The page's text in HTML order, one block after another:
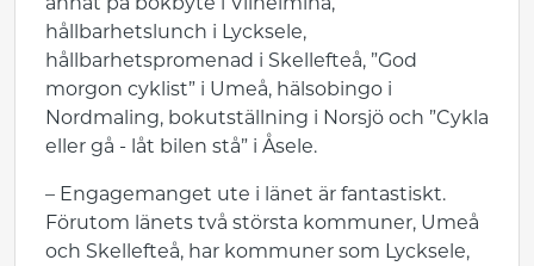
annat på bokbyte i Vilhelmina,
hållbarhetslunch i Lycksele,
hållbarhetspromenad i Skellefteå, ”God
morgon cyklist” i Umeå, hälsobingo i
Nordmaling, bokutställning i Norsjö och ”Cykla
eller gå - låt bilen stå” i Åsele.
– Engagemanget ute i länet är fantastiskt.
Förutom länets två största kommuner, Umeå
och Skellefteå, har kommuner som Lycksele,